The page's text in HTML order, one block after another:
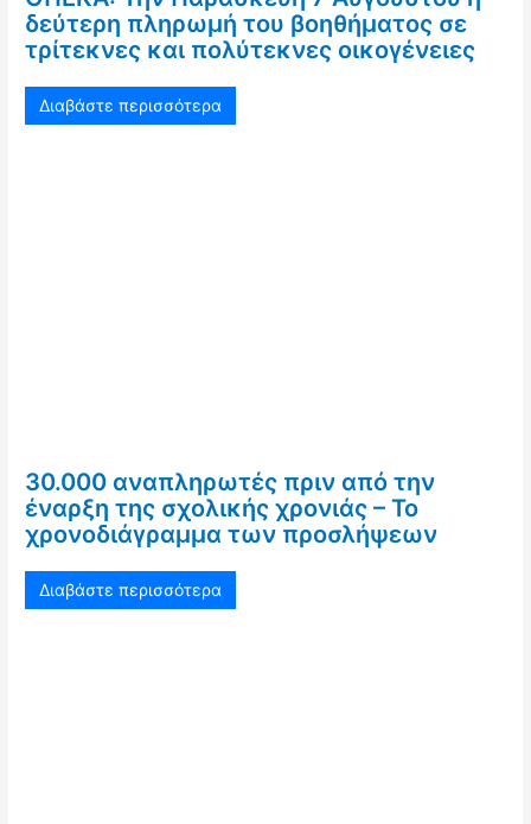
δεύτερη πληρωμή του βοηθήματος σε
τρίτεκνες και πολύτεκνες οικογένειες
Διαβάστε περισσότερα
30.000 αναπληρωτές πριν από την
έναρξη της σχολικής χρονιάς – Το
χρονοδιάγραμμα των προσλήψεων
Διαβάστε περισσότερα